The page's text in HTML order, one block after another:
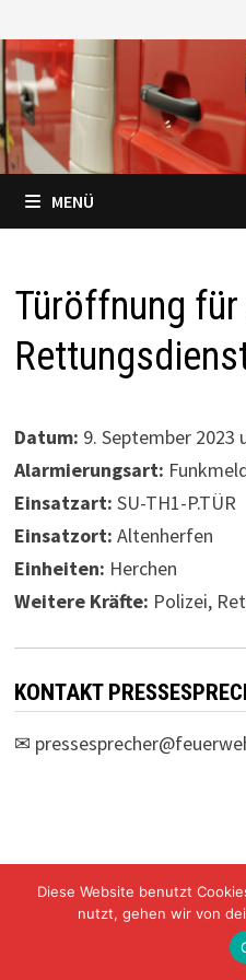
Inhalt
springen
MENÜ
Türöffnung für
Datum: 9. September 2023
Alarmierungsart:
Einsatzart: SU-TH1-P.TÜR
Einsatzort: Altenherfen
Einheiten: Herchen
Weitere Kräfte: Polizei,
KONTAKT
✉
Freiwillige Feuerwehr
undBam
Diese Website benutzt
nutzt, gehen wir von